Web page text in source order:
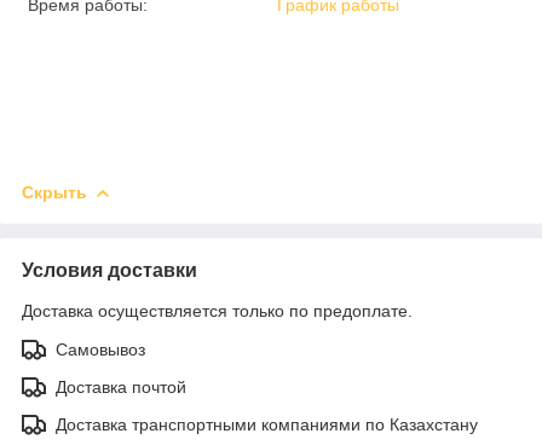
Время работы: График работы
Скрыть
Условия доставки
Доставка осуществляется только по предоплате.
Самовывоз
Доставка почтой
Доставка транспортными компаниями по Казахстану